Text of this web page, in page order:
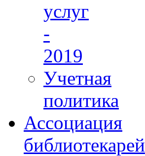
услуг
-
2019
Учетная
политика
Ассоциация
библиотекарей